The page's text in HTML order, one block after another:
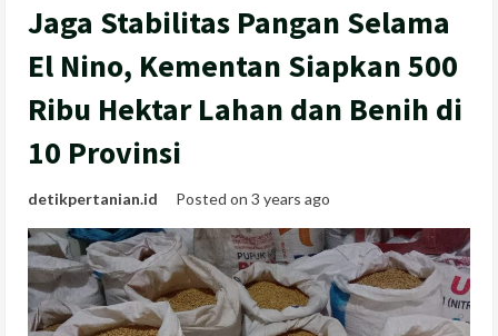
Jaga Stabilitas Pangan Selama
El Nino, Kementan Siapkan 500
Ribu Hektar Lahan dan Benih di
10 Provinsi
detikpertanian.id Posted on 3 years ago